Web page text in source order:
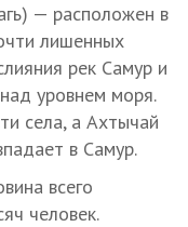
— расположен в
лишенных
рек Самур и
уровнем моря.
села, а Ахтычай
в Самур.
всего
человек.